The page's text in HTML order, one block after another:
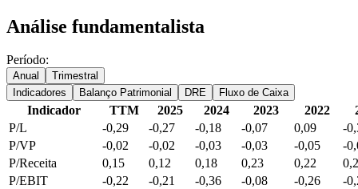
Análise fundamentalista
Período:
Anual
Trimestral
Indicadores
Balanço Patrimonial DRE Fluxo de Caixa
Indicador TTM 2025 2024 2023 2022
P/L
-0,29 -0,27 -0,18 -0,07 0,09
-
P/VP
-0,02 -0,02 -0,03 -0,03 -0,05
-
P/Receita
0,15 0,12 0,18 0,23 0,22
P/EBIT
-0,22 -0,21 -0,36 -0,08 -0,26
-